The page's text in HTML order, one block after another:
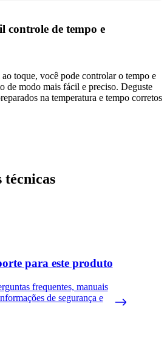
controle de tempo e
toque, você pode controlar o tempo e
de modo mais fácil e preciso. Deguste
na temperatura e tempo corretos
técnicas
para este produto
frequentes, manuais
de segurança e